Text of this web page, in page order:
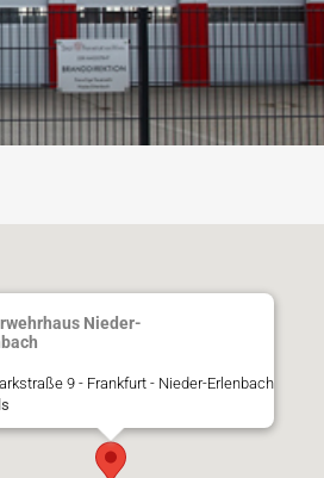
Nieder-
9 - Frankfurt - Nieder-Erlenbach